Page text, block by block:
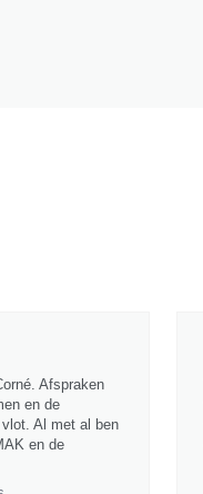
Afspraken
en de
Al met al ben
en de